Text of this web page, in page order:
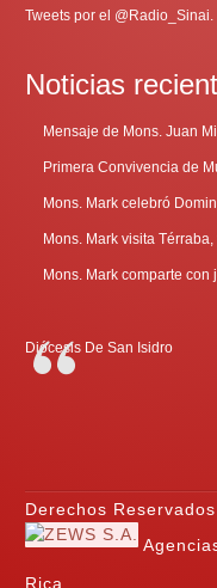
Tweets por el @Radio_Sinai.
Noticias
Mons. Mark celebró
Mons. Mark visita
Diócesis De San Isidro
Derechos
Rica